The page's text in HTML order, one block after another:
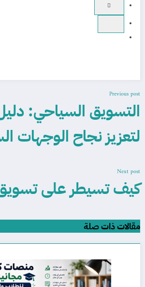
Previous post
التسويق السياحي:
لتعزيز نجاح الوجهات
Next post
كيف تسيطر على
مقالات ذات صلة